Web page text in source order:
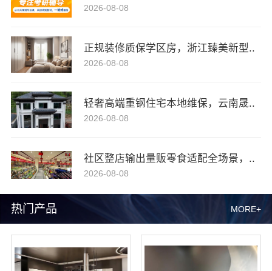
热门产品 MORE+
2026-08-08
正规装修质保学区房，浙江臻美新型..
2026-08-08
轻奢高端重钢住宅本地维保，云南晟..
2026-08-08
社区整店输出量贩零食适配全场景，..
2026-08-08